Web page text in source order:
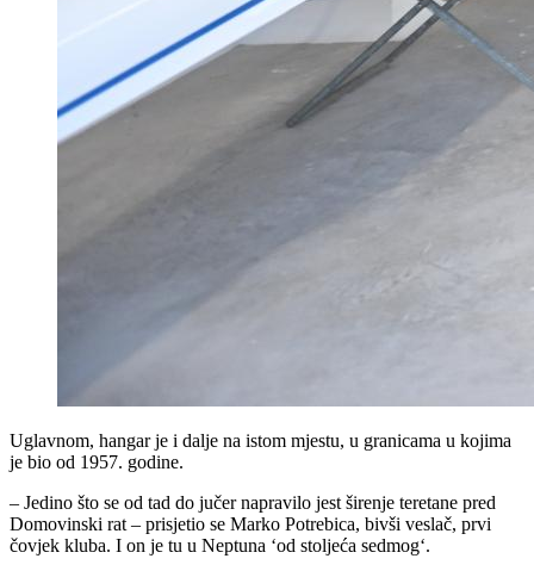
Uglavnom, hangar je i dalje na istom mjestu, u granicama u kojima
je bio od 1957. godine.
– Jedino što se od tad do jučer napravilo jest širenje teretane pred
Domovinski rat – prisjetio se Marko Potrebica, bivši veslač, prvi
čovjek kluba. I on je tu u Neptuna ‘od stoljeća sedmog‘.